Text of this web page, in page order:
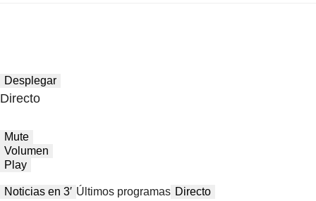
Desplegar
Directo
Mute
Volumen
Play
Noticias en 3′ Últimos programas Directo